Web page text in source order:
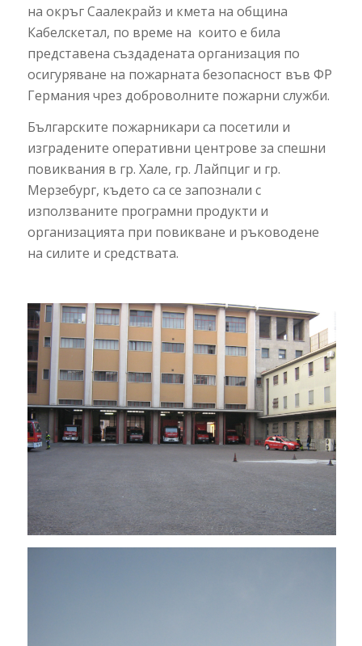
на окръг Саалекрайз и кмета на община
Кабелскетал, по време на които е била
представена създадената организация по
осигуряване на пожарната безопасност във ФР
Германия чрез доброволните пожарни служби.
Българските пожарникари са посетили и
изградените оперативни центрове за спешни
повиквания в гр. Хале, гр. Лайпциг и гр.
Мерзебург, където са се запознали с
използваните програмни продукти и
организацията при повикване и ръководене
на силите и средствата.